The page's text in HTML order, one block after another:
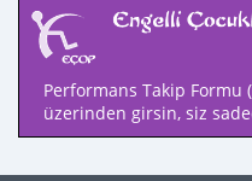
Performans Takip
üzerinden girsin, siz